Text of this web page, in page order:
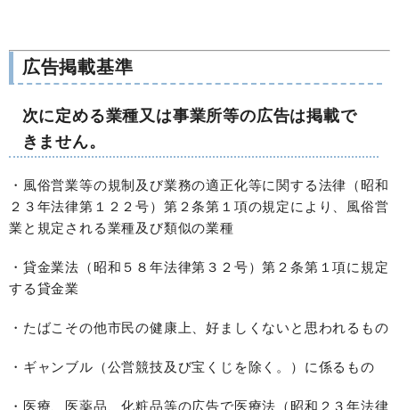
広告掲載基準
次に定める業種又は事業所等の広告は掲載で
きません。
・風俗営業等の規制及び業務の適正化等に関する法律（昭和
２３年法律第１２２号）第２条第１項の規定により、風俗営
業と規定される業種及び類似の業種
・貸金業法（昭和５８年法律第３２号）第２条第１項に規定
する貸金業
・たばこその他市民の健康上、好ましくないと思われるもの
・ギャンブル（公営競技及び宝くじを除く。）に係るもの
・医療、医薬品、化粧品等の広告で医療法（昭和２３年法律